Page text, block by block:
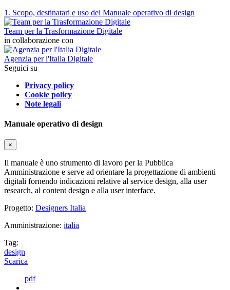
1. Scopo, destinatari e uso del Manuale operativo di design
Team per la Trasformazione Digitale
in collaborazione con
Agenzia per l'Italia Digitale
Seguici su
Privacy policy
Cookie policy
Note legali
Manuale operativo di design
×
Il manuale è uno strumento di lavoro per la Pubblica
Amministrazione e serve ad orientare la progettazione di ambienti
digitali fornendo indicazioni relative al service design, alla user
research, al content design e alla user interface.
Progetto: Designers Italia
Amministrazione: italia
Tag:
design
Scarica
pdf